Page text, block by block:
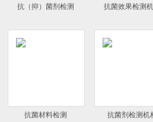
抗（抑）菌剂检测 抗菌效果检测
抗菌材料检测 抗菌剂检测机